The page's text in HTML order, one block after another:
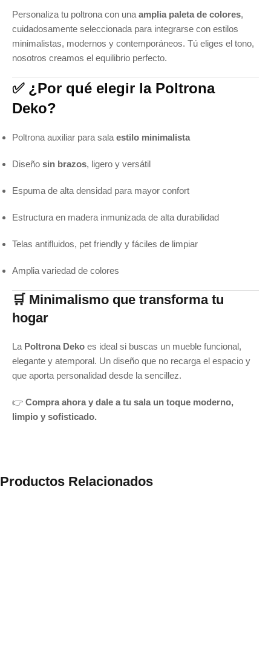
Personaliza tu poltrona con una amplia paleta de colores,
cuidadosamente seleccionada para integrarse con estilos
minimalistas, modernos y contemporáneos. Tú eliges el tono,
nosotros creamos el equilibrio perfecto.
✅ ¿Por qué elegir la Poltrona
Deko?
Poltrona auxiliar para sala estilo minimalista
Diseño sin brazos, ligero y versátil
Espuma de alta densidad para mayor confort
Estructura en madera inmunizada de alta durabilidad
Telas antifluidos, pet friendly y fáciles de limpiar
Amplia variedad de colores
🛒 Minimalismo que transforma tu
hogar
La Poltrona Deko es ideal si buscas un mueble funcional,
elegante y atemporal. Un diseño que no recarga el espacio y
que aporta personalidad desde la sencillez.
👉 Compra ahora y dale a tu sala un toque moderno,
limpio y sofisticado.
Productos Relacionados